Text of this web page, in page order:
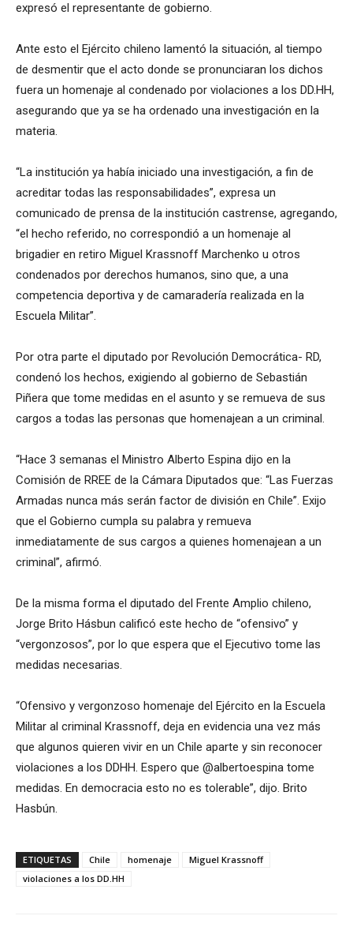
expresó el representante de gobierno.
Ante esto el Ejército chileno lamentó la situación, al tiempo
de desmentir que el acto donde se pronunciaran los dichos
fuera un homenaje al condenado por violaciones a los DD.HH,
asegurando que ya se ha ordenado una investigación en la
materia.
“La institución ya había iniciado una investigación, a fin de
acreditar todas las responsabilidades”, expresa un
comunicado de prensa de la institución castrense, agregando,
“el hecho referido, no correspondió a un homenaje al
brigadier en retiro Miguel Krassnoff Marchenko u otros
condenados por derechos humanos, sino que, a una
competencia deportiva y de camaradería realizada en la
Escuela Militar”.
Por otra parte el diputado por Revolución Democrática- RD,
condenó los hechos, exigiendo al gobierno de Sebastián
Piñera que tome medidas en el asunto y se remueva de sus
cargos a todas las personas que homenajean a un criminal.
“Hace 3 semanas el Ministro Alberto Espina dijo en la
Comisión de RREE de la Cámara Diputados que: “Las Fuerzas
Armadas nunca más serán factor de división en Chile”. Exijo
que el Gobierno cumpla su palabra y remueva
inmediatamente de sus cargos a quienes homenajean a un
criminal”, afirmó.
De la misma forma el diputado del Frente Amplio chileno,
Jorge Brito Hásbun calificó este hecho de “ofensivo” y
“vergonzosos”, por lo que espera que el Ejecutivo tome las
medidas necesarias.
“Ofensivo y vergonzoso homenaje del Ejército en la Escuela
Militar al criminal Krassnoff, deja en evidencia una vez más
que algunos quieren vivir en un Chile aparte y sin reconocer
violaciones a los DDHH. Espero que @albertoespina tome
medidas. En democracia esto no es tolerable”, dijo. Brito
Hasbún.
ETIQUETAS Chile homenaje
Miguel Krassnoff
violaciones a los DD.HH